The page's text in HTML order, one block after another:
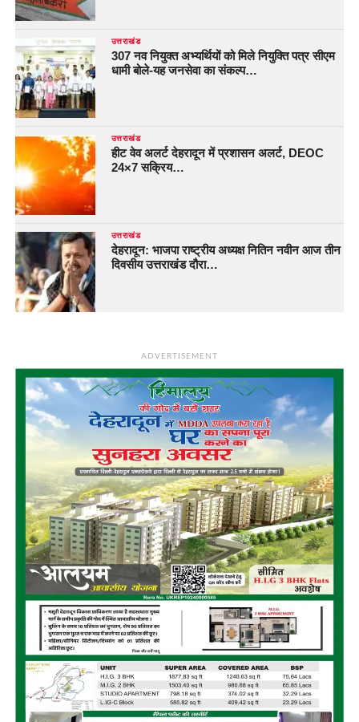
उत्तराखंड
307 नव नियुक्त अभ्यर्थियों को मिले नियुक्ति पत्र सीएम
धामी बोले-यह जनसेवा का संकल्प…
उत्तराखंड
हीट वेव अलर्ट देहरादून में प्रशासन अलर्ट, DEOC
24×7 सक्रिय…
उत्तराखंड
देहरादून: भाजपा राष्ट्रीय अध्यक्ष नितिन नवीन आज तीन
दिवसीय उत्तराखंड दौरा…
ADVERTISEMENT